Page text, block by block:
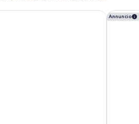
Annuncio
The